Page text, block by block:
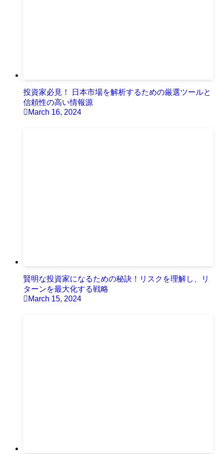
投資家必見！ 日本市場を解析するための厳選ツールと
信頼性の高い情報源
March 16, 2024
賢明な投資家になるための秘訣！リスクを理解し、リ
ターンを最大化する戦略
March 15, 2024